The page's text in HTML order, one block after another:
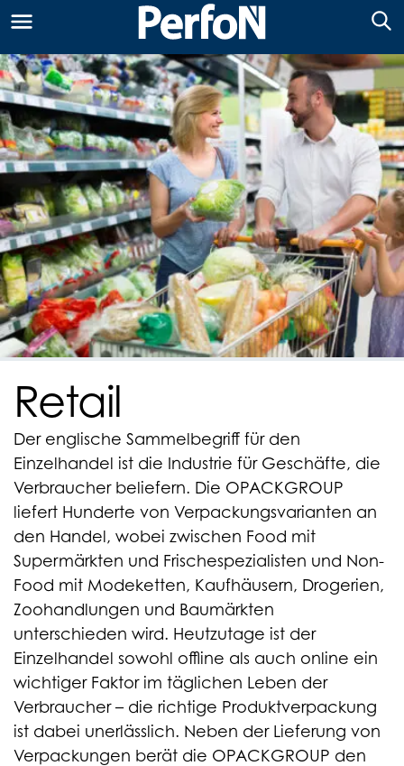
Retail
Der englische Sammelbegriff für den
Einzelhandel ist die Industrie für Geschäfte, die
Verbraucher beliefern. Die OPACKGROUP
liefert Hunderte von Verpackungsvarianten an
den Handel, wobei zwischen Food mit
Supermärkten und Frischespezialisten und Non-
Food mit Modeketten, Kaufhäusern, Drogerien,
Zoohandlungen und Baumärkten
unterschieden wird. Heutzutage ist der
Einzelhandel sowohl offline als auch online ein
wichtiger Faktor im täglichen Leben der
Verbraucher – die richtige Produktverpackung
ist dabei unerlässlich. Neben der Lieferung von
Verpackungen berät die OPACKGROUP den